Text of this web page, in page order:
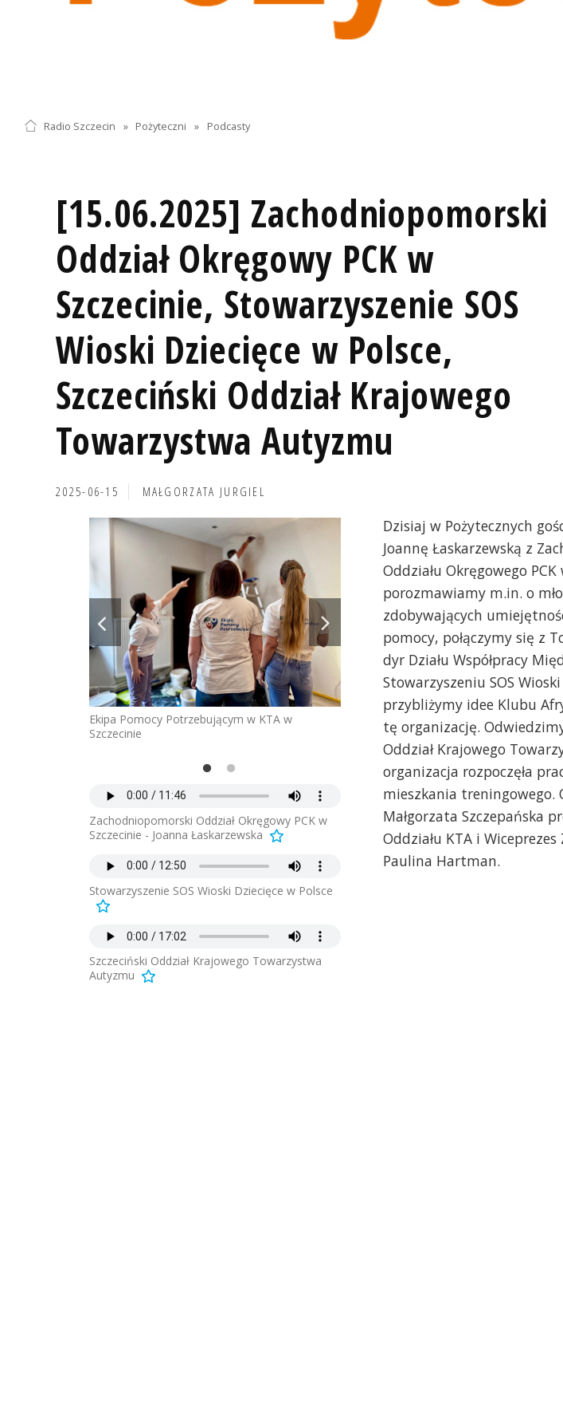
Radio Szczecin » Pożyteczni » Podcasty
[15.06.2025] Zachodniopomorski
Oddział Okręgowy PCK w
Szczecinie, Stowarzyszenie SOS
Wioski Dziecięce w Polsce,
Szczeciński Oddział Krajowego
Towarzystwa Autyzmu
2025-06-15 MAŁGORZATA JURGIEL
Ekipa Pomocy Potrzebującym w KTA w
Szczecinie
Pomogli w remoncie mieszkania
dla KTA w Szczecinie
Zachodniopomorski Oddział Okręgowy PCK w
Szczecinie - Joanna Łaskarzewska
Stowarzyszenie SOS Wioski Dziecięce w Polsce
Szczeciński Oddział Krajowego Towarzystwa
Autyzmu
Dzisiaj w Pożytecznych
Joannę Łaskarzewską z
Oddziału Okręgowego
porozmawiamy m.in. o
zdobywających
pomocy, połączymy się z
dyr Działu Współpracy
Stowarzyszeniu SOS
przybliżymy idee Klubu
tę organizację.
Oddział Krajowego
organizacja rozpoczęła
mieszkania treningowego.
Małgorzata Szczepańska
Oddziału KTA i
Paulina Hartman.